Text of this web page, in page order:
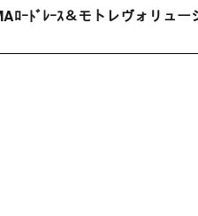
ﾛｰﾄﾞﾚｰｽ＆モトレヴォリュー